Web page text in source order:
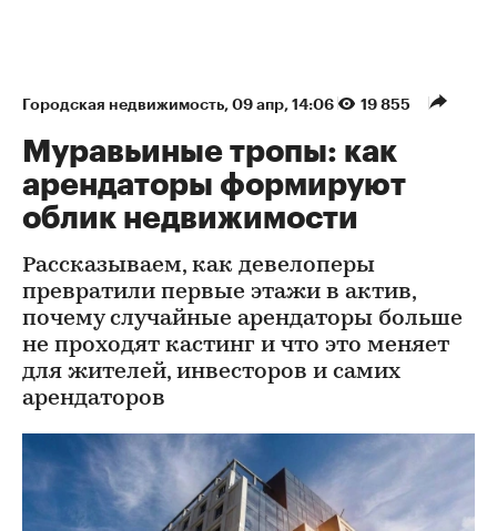
Городская недвижимость 09 апр, 14:06 19 855
Муравьиные тропы: как
арендаторы формируют
облик недвижимости
Рассказываем, как девелоперы
превратили первые этажи в актив,
почему случайные арендаторы больше
не проходят кастинг и что это меняет
для жителей, инвесторов и самих
арендаторов